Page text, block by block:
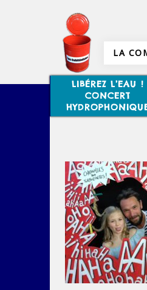
LA
LIBÉREZ L’EAU !
CONCERT